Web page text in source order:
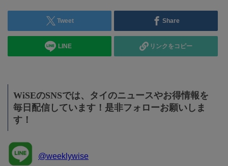
Tweet Share
LINE リンクをコピー
WiSEのSNSでは、タイのニュースやお得情報を
毎日配信しています！是非フォローお願いしま
す！
@weeklywise